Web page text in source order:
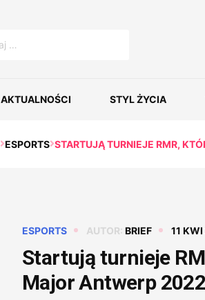
AKTUALNOŚCI STYL ŻYCIA
ESPORTS STARTUJĄ TURNIEJE RMR,
ESPORTS AUTOR: BRIEF 11
Startują turnieje
Major Antwerp 2022